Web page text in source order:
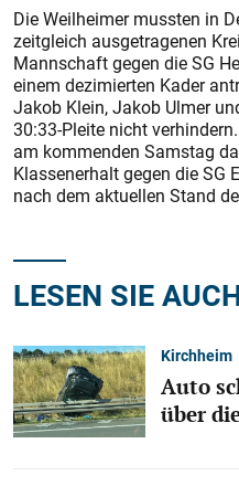
Die Weilheimer mussten in
zeitgleich ausgetragenen
Mannschaft gegen die SG
einem dezimierten Kader
Jakob Klein, Jakob Ulmer
30:33-Pleite nicht
am kommenden Samstag
Klassenerhalt gegen die SG
nach dem aktuellen Stand
LESEN SIE
Kirchheim
Auto
über